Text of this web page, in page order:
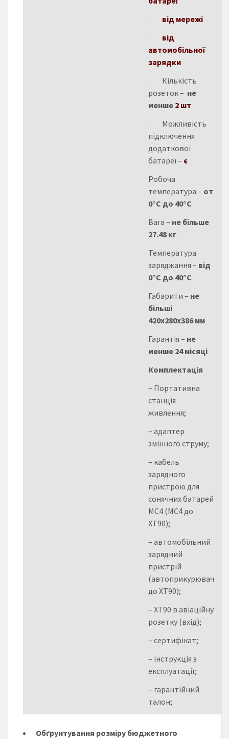
· від мережі
· від
автомобільної
зарядки
· Кількість
розеток – не
менше 2 шт
· Можливість
підключення
додаткової
батареї – є
Робоча
температура – от
0°C до 40°C
Вага – не більше
27.48 кг
Температура
заряджання – від
0°C до 40°C
Габарити – не
більші
420х280х386 мм
Гарантія – не
менше 24 місяці
Комплектація
– Портативна
станція
живлення;
– адаптер
змінного струму;
– кабель
зарядного
пристрою для
сонячних батарей
MC4 (MC4 до
XT90);
– автомобільний
зарядний
пристрій
(автоприкурювач
до XT90);
– XT90 в авіаційну
розетку (вхід);
– сертифікат;
– інструкція з
експлуатації;
– гарантійний
талон;
Обґрунтування розміру бюджетного